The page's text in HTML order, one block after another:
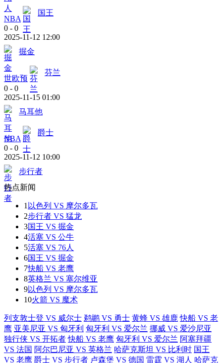
NBA
国王
0 - 0
2025-11-12 12:00
掘金
世欧预
芬兰
0 - 0
2025-11-15 01:00
马耳他
NBA
爵士
0 - 0
2025-11-12 10:00
步行者
热点新闻
1 以色列 VS 摩尔多瓦
2步行者 VS 猛龙
3国王 VS 掘金
4活塞 VS 公牛
5活塞 VS 76人
6国王 VS 掘金
7快船 VS 老鹰
8英格兰 VS 塞尔维亚
9以色列 VS 摩尔多瓦
10火箭 VS 魔术
列支敦士登 VS 威尔士 鹈鹕 VS 勇士 黄蜂 VS 雄鹿 快船 VS 老
鹰 亚美尼亚 VS 匈牙利 匈牙利 VS 爱尔兰 挪威 VS 爱沙尼亚
独行侠 VS 开拓者 快船 VS 老鹰 匈牙利 VS 爱尔兰 阿塞拜疆
VS 法国 阿尔巴尼亚 VS 英格兰 哈萨克斯坦 VS 比利时 国王
VS 老鹰 爵士 VS 步行者 卢森堡 VS 德国 雷霆 VS 湖人 哈萨克